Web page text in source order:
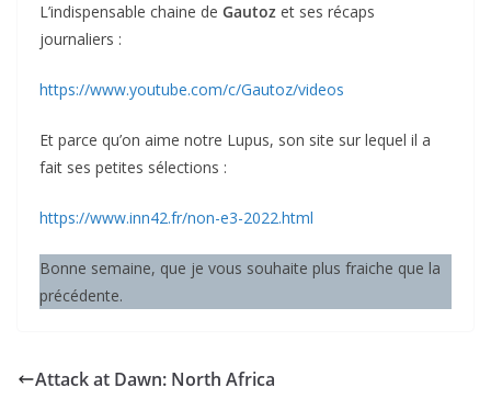
L’indispensable chaine de Gautoz et ses récaps
journaliers :
https://www.youtube.com/c/Gautoz/videos
Et parce qu’on aime notre Lupus, son site sur lequel il a
fait ses petites sélections :
https://www.inn42.fr/non-e3-2022.html
Bonne semaine, que je vous souhaite plus fraiche que la
précédente.
Attack at Dawn: North Africa